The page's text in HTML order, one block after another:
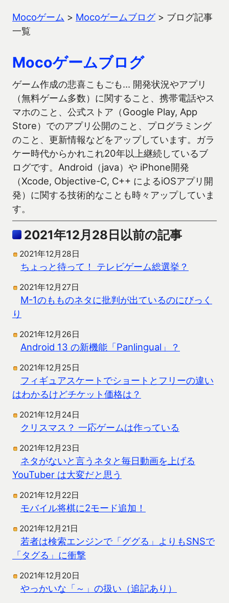
Mocoゲーム > Mocoゲームブログ> ブログ記事
一覧
Mocoゲームブログ
ゲーム作成の悲喜こもごも… 開発状況やアプリ
（無料ゲーム多数）に関すること、携帯電話やス
マホのこと、公式ストア（Google Play, App
Store）でのアプリ公開のこと、プログラミング
のこと、更新情報などをアップしています。ガラ
ケー時代からかれこれ20年以上継続しているブ
ログです。Android（java）や iPhone開発
（Xcode, Objective-C, C++ によるiOSアプリ開
発）に関する技術的なことも時々アップしていま
す。
2021年12月28日以前の記事
2021年12月28日
ちょっと待って！ テレビゲーム総選挙？
2021年12月27日
M-1のもものネタに批判が出ているのにびっく
り
2021年12月26日
Android 13 の新機能「Panlingual」？
2021年12月25日
フィギュアスケートでショートとフリーの違い
はわかるけどチケット価格は？
2021年12月24日
クリスマス？ 一応ゲームは作っている
2021年12月23日
ネタがないと言うネタと毎日動画を上げる
YouTuber は大変だと思う
2021年12月22日
モバイル将棋に2モード追加！
2021年12月21日
若者は検索エンジンで「ググる」よりもSNSで
「タグる」に衝撃
2021年12月20日
やっかいな「～」の扱い（追記あり）